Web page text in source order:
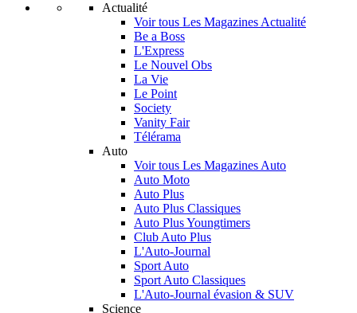
Actualité
Voir tous Les Magazines Actualité
Be a Boss
L'Express
Le Nouvel Obs
La Vie
Le Point
Society
Vanity Fair
Télérama
Auto
Voir tous Les Magazines Auto
Auto Moto
Auto Plus
Auto Plus Classiques
Auto Plus Youngtimers
Club Auto Plus
L'Auto-Journal
Sport Auto
Sport Auto Classiques
L'Auto-Journal évasion & SUV
Science